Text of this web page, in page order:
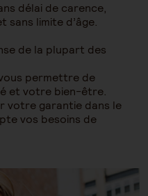
délai de carence,
sans limite d’âge.
de la plupart des
permettre de
et votre bien-être.
votre garantie dans le
vos besoins de